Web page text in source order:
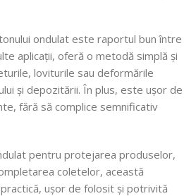
ondulat este raportul bun între
aplicații, oferă o metodă simplă și
loviturile sau deformările
și depozitării. În plus, este ușor de
fără să complice semnificativ
pentru protejarea produselor,
coletelor, această
ușor de folosit și potrivită